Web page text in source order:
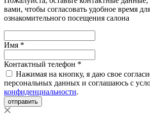
вами, чтобы согласовать удобное время
ознакомительного посещения салона
Имя *
Контактный телефон *
Нажимая на кнопку, я даю свое
персональных данных и соглашаюсь с
конфиденциальности.
отправить